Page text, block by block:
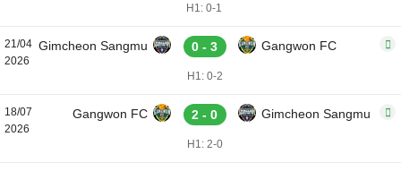
H1: 0-1
21/04
2026
Gimcheon Sangmu 0 - 3 Gangwon FC
H1: 0-2
18/07
2026
Gangwon FC 2 - 0 Gimcheon Sangmu
H1: 2-0